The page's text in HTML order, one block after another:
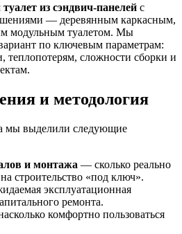
туалет из сэндвич-панелей с
— деревянным каркасным,
модульным туалетом. Мы
по ключевым параметрам:
теплопотерям, сложности сборки и
и методология
мы выделили следующие
и монтажа — сколько реально
строительство «под ключ».
эксплуатационная
ремонта.
комфортно пользоваться